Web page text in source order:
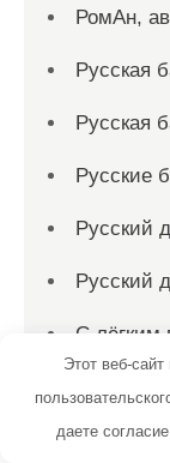
РомАн,
Русская
Русская
Русские
Русский
Русский
С лёгким
Этот веб-
даете